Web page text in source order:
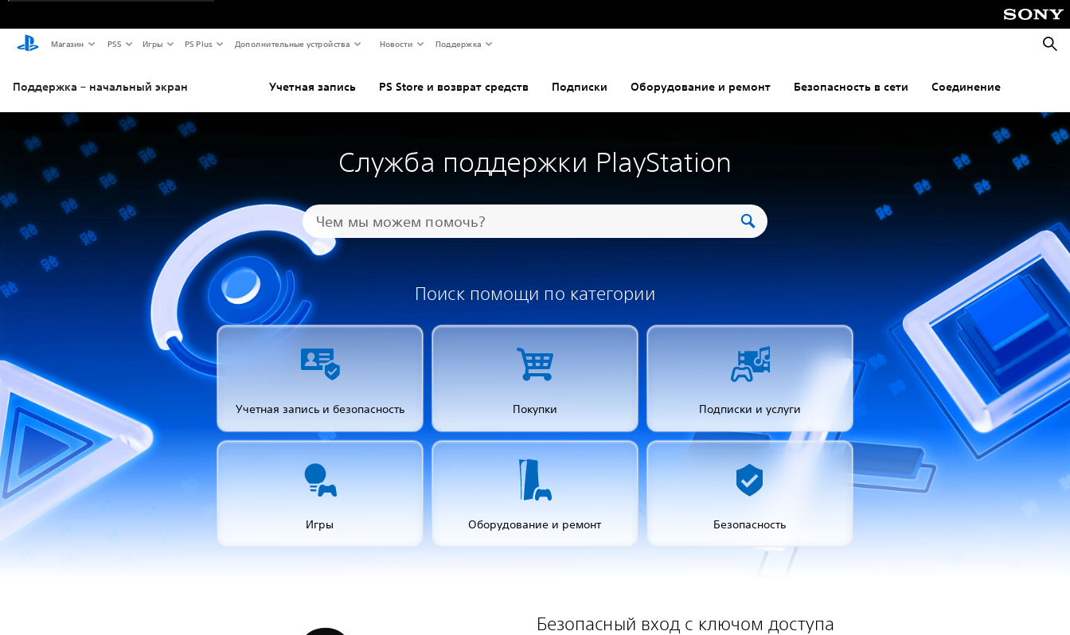
Магазин PS5 Игры PS Plus Дополнительные устройства Новости Поддержка
Поиск
Поддержка – начальный экран Учетная запись PS Store и возврат средств Подписки Оборудование и ремонт Безопасность в сети Соединение
Служба поддержки PlayStation
Поиск помощи по категории
Учетная запись и безопасность Покупки Подписки и услуги
Игры Оборудование и ремонт Безопасность
Безопасный вход с ключом доступа